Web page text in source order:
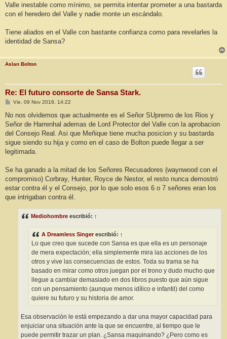
a
j
Valle inestable como mínimo, se permita intentar prometer a una bastarda
con el heredero del Valle y nadie monte un escándalo.
Tiene aliados en el Valle con bastante confianza como para revelarles la
identidad de Sansa?
Aslan Bolton
Re: El futuro consorte de Sansa Stark.
M
n
a
j
Vie, 09 Nov 2018, 14:22
No nos olvidemos que actualmente es el Señor SUpremo de los Rios y
Señor de Harrenhal ademas de Lord Protector del Valle con la aprobacion
del Consejo Real. Asi que Meñique tiene mucha posicion y su bastarda
sigue siendo su hija y como en el caso de Bolton puede llegar a ser
legitimada.
Se ha ganado a la mitad de los Señores Recusadores (waynwood con el
compromiso) Corbray, Hunter, Royce de Nestor, el resto nunca demostró
estar contra él y el Consejo, por lo que solo esos 6 o 7 señores eran los
que intrigaban contra él.
Mediohombre escribió: ↑
A Dreamless Singerescribió: ↑
Lo que creo que sucede con Sansa es que ella es un personaje
de mera expectación; ella simplemente mira las acciones de los
otros y vive las consecuencias de estos. Toda su trama se ha
basado en mirar como otros juegan por el trono y dudo mucho que
llegue a cambiar demasiado en dos libros puesto que aún sigue
con un pensamiento (aunque menos idílico e infantil) del como
quiere su futuro y su historia de amor.
Esa observación le está empezando a dar una mayor capacidad para
enjuiciar una situación ante la que se encuentre, al tiempo que le
puede permitir trazar un plan. ¿Sansa maquinando? ¿Pero como es